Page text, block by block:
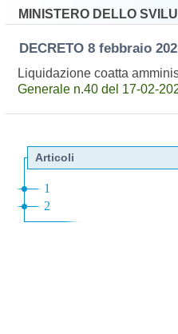
MINISTERO DELLO
DECRETO 8 febbraio
Liquidazione coatta
Generale n.40 del 17-02-